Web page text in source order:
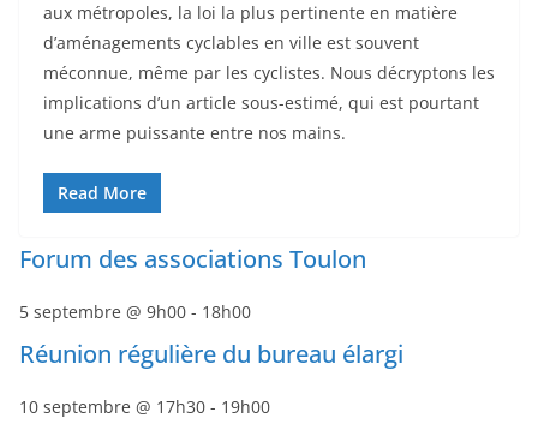
aux métropoles, la loi la plus pertinente en matière
d’aménagements cyclables en ville est souvent
méconnue, même par les cyclistes. Nous décryptons les
implications d’un article sous-estimé, qui est pourtant
une arme puissante entre nos mains.
Read More
Forum des associations Toulon
5 septembre @ 9h00 - 18h00
Réunion régulière du bureau élargi
10 septembre @ 17h30 - 19h00